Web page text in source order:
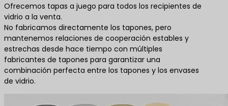
Ofrecemos tapas a juego para todos los recipientes de
vidrio a la venta.
No fabricamos directamente los tapones, pero
mantenemos relaciones de cooperación estables y
estrechas desde hace tiempo con múltiples
fabricantes de tapones para garantizar una
combinación perfecta entre los tapones y los envases
de vidrio.